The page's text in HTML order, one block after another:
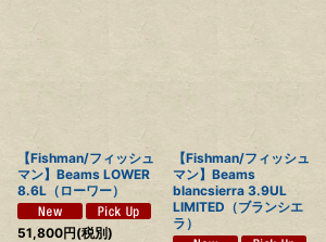
【Fishman/フィッシュ
マン】Beams LOWER
8.6L（ローワー）
51,800円(税別)
【Fishman/フィッシュ
マン】Beams
blancsierra 3.9UL
LIMITED（ブランシエ
ラ）